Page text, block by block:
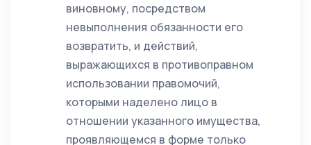
виновному, посредством
невыполнения обязанности его
возвратить, и действий,
выражающихся в противоправном
использовании правомочий,
которыми наделено лицо в
отношении указанного имущества,
проявляющемся в форме только